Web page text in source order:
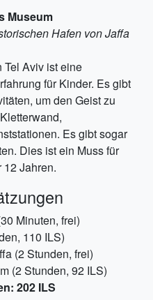
Museum
Hafen von Jaffa
Tel Aviv ist eine
für Kinder. Es gibt
um den Geist zu
Es gibt sogar
Dies ist ein Muss für
12 Jahren.
Minuten, frei)
110 ILS)
(2 Stunden, frei)
(2 Stunden, 92 ILS)
202 ILS